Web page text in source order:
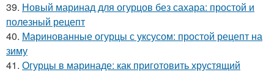
39. Новый маринад для огурцов без сахара: простой и
полезный рецепт
40. Маринованные огурцы с уксусом: простой рецепт на
зиму
41. Огурцы в маринаде: как приготовить хрустящий